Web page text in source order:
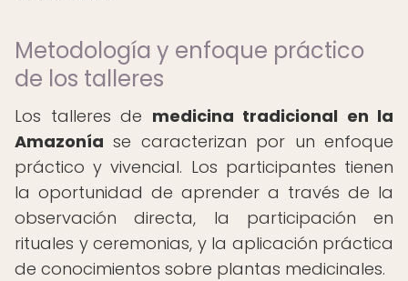
Metodología y enfoque práctico
de los talleres
Los talleres de medicina tradicional en la
Amazonía se caracterizan por un enfoque
práctico y vivencial. Los participantes tienen
la oportunidad de aprender a través de la
observación directa, la participación en
rituales y ceremonias, y la aplicación práctica
de conocimientos sobre plantas medicinales.